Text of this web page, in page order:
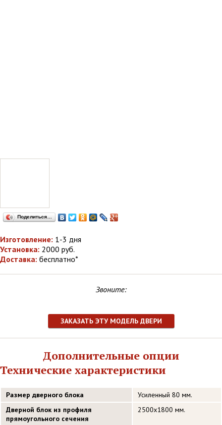
Поделиться…
Изготовление: 1-3 дня
Установка: 2000 руб.
Доставка: бесплатно*
Звоните:
ЗАКАЗАТЬ ЭТУ МОДЕЛЬ ДВЕРИ
Дополнительные опции
Технические характеристики
Размер дверного блока
Усиленный 80 мм.
Дверной блок из профиля
прямоугольного сечения
2500х1800 мм.